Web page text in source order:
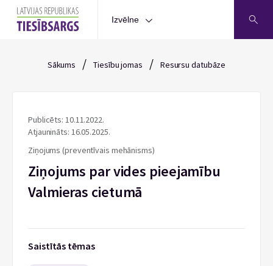
Izvēlne
Sākums / Tiesību jomas / Resursu datubāze
Publicēts: 10.11.2022.
Atjaunināts: 16.05.2025.
Ziņojums (preventīvais mehānisms)
Ziņojums par vides pieejamību
Valmieras cietumā
Saistītās tēmas